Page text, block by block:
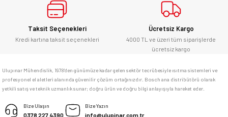
Bosch marka alet alacaksam kesinlikle
adresim Ulupınar.com.tr
memnun kaldım
Taksit Seçenekleri
Kredi kartına taksit seçenekleri
Ücretsiz Kargo
4000 TL ve üzeri tüm siparişlerde
ücretsiz kargo
Ulupınar Mühendislik, 1978'den günümüze kadar gelen sektör tecrübesiyle ısıtma sistemleri ve
profesyonel el aletleri alanında güvenilir çözüm ortağınızdır. Bosch ana distribütörü olarak
yetkili satış ve teknik uzmanlık sunar; doğru ürün ve doğru bilgi anlayışıyla hareket eder.
Bize Ulaşın
0378 227 4390
Bize Yazın
info@ulupinar.com.tr